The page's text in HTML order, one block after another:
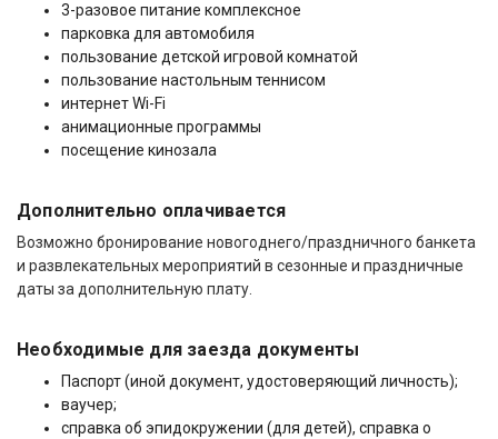
3-разовое питание комплексное
парковка для автомобиля
пользование детской игровой комнатой
пользование настольным теннисом
интернет Wi-Fi
анимационные программы
посещение кинозала
Дополнительно оплачивается
Возможно бронирование новогоднего/праздничного банкета
и развлекательных мероприятий в сезонные и праздничные
даты за дополнительную плату.
Необходимые для заезда документы
Паспорт (иной документ, удостоверяющий личность);
ваучер;
справка об эпидокружении (для детей), справка о